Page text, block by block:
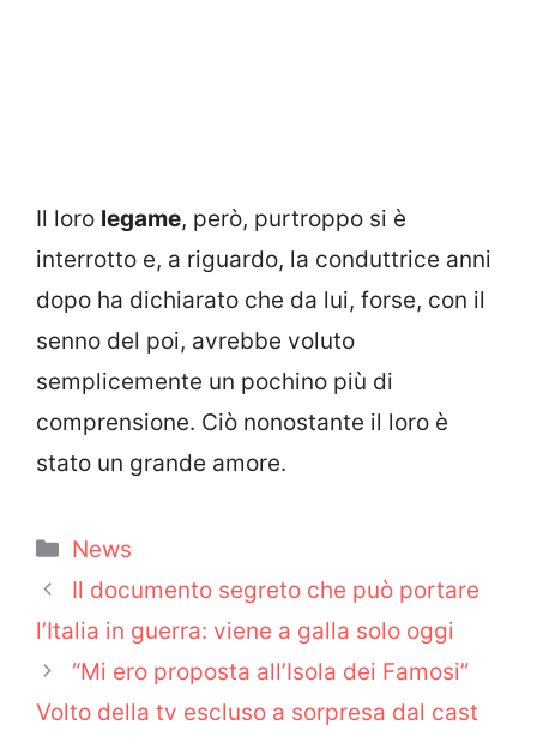
Il loro legame, però, purtroppo si è
interrotto e, a riguardo, la conduttrice anni
dopo ha dichiarato che da lui, forse, con il
senno del poi, avrebbe voluto
semplicemente un pochino più di
comprensione. Ciò nonostante il loro è
stato un grande amore.
Categorie
News
Il documento segreto che può portare
l’Italia in guerra: viene a galla solo oggi
“Mi ero proposta all’Isola dei Famosi”
Volto della tv escluso a sorpresa dal cast